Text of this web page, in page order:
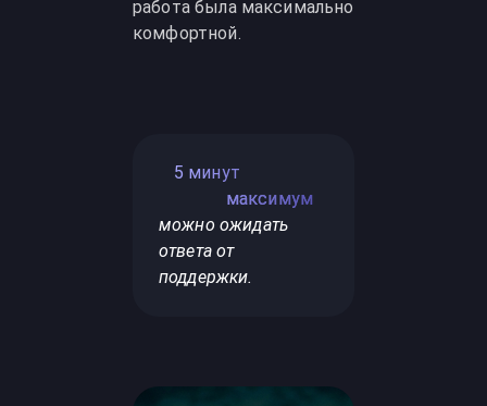
работа была максимально
комфортной.
5 минут
максимум
можно ожидать
ответа от
поддержки.